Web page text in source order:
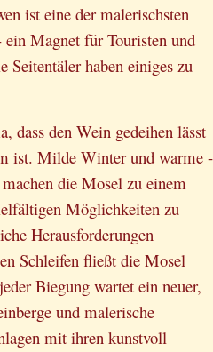
ist eine der malerischsten
ein Magnet für Touristen und
Seitentäler haben einiges zu
den Wein gedeihen lässt
ist. Milde Winter und warme -
die Mosel zu einem
Möglichkeiten zu
Herausforderungen
Schleifen fließt die Mosel
Biegung wartet ein neuer,
und malerische
mit ihren kunstvoll